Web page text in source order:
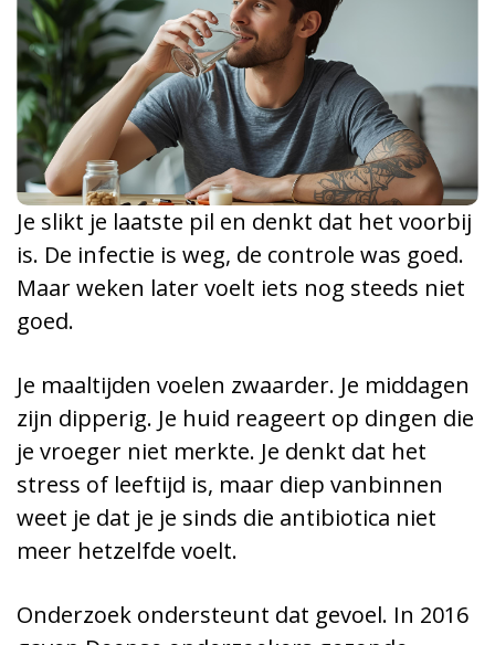
Je slikt je laatste pil en denkt dat het voorbij
is. De infectie is weg, de controle was goed.
Maar weken later voelt iets nog steeds niet
goed.
Je maaltijden voelen zwaarder. Je middagen
zijn dipperig. Je huid reageert op dingen die
je vroeger niet merkte. Je denkt dat het
stress of leeftijd is, maar diep vanbinnen
weet je dat je je sinds die antibiotica niet
meer hetzelfde voelt.
Onderzoek ondersteunt dat gevoel. In 2016